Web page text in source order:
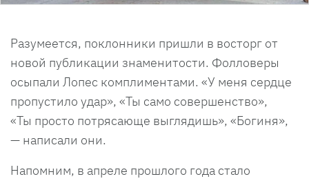
Разумеется, поклонники пришли в восторг от
новой публикации знаменитости. Фолловеры
осыпали Лопес комплиментами. «У меня сердце
пропустило удар», «Ты само совершенство»,
«Ты просто потрясающе выглядишь», «Богиня»,
— написали они.
Напомним, в апреле прошлого года стало